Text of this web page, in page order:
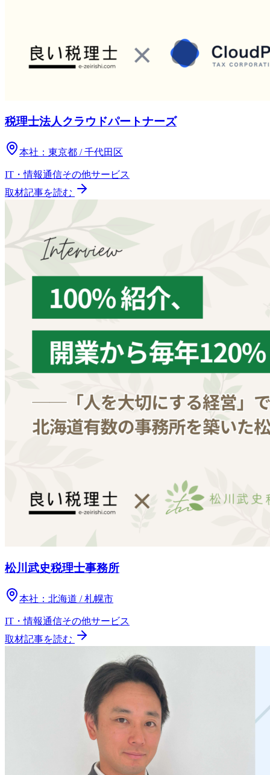
税理士法人クラウドパートナーズ
本社： 東京都 / 千代田区
IT・情報通信その他サービス
取材記事を読む
松川武史税理士事務所
本社： 北海道 / 札幌市
IT・情報通信その他サービス
取材記事を読む